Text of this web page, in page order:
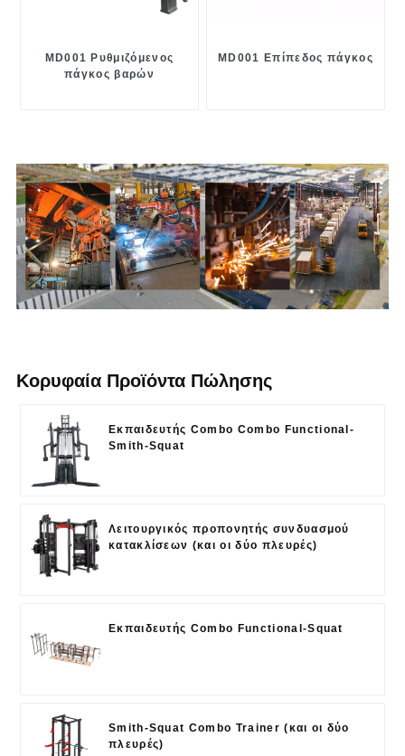
MD001 Ρυθμιζόμενος
πάγκος βαρών
MD001 Επίπεδος πάγκος
Κορυφαία Προϊόντα Πώλησης
Εκπαιδευτής Combo Combo Functional-
Smith-Squat
Λειτουργικός προπονητής συνδυασμού
κατακλίσεων (και οι δύο πλευρές)
Εκπαιδευτής Combo Functional-Squat
Smith-Squat Combo Trainer (και οι δύο
πλευρές)